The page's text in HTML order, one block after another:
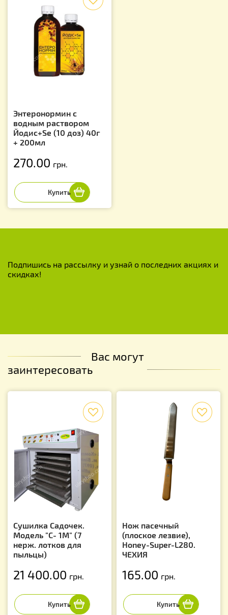
Энтеронормин с
водным раствором
Йодис+Se (10 доз) 40г
+ 200мл
270.00 грн.
Подпишись на рассылку и узнай о последних акциях и
скидках!
Вас могут
заинтересовать
Сушилка Садочек.
Модель "С- 1M" (7
нерж. лотков для
пыльцы)
21 400.00 грн.
Нож пасечный
(плоское лезвие),
Honey-Super-L280.
ЧЕХИЯ
165.00 грн.